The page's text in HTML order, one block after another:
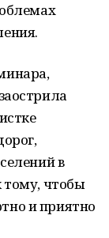
в
тому, чтобы
и приятно